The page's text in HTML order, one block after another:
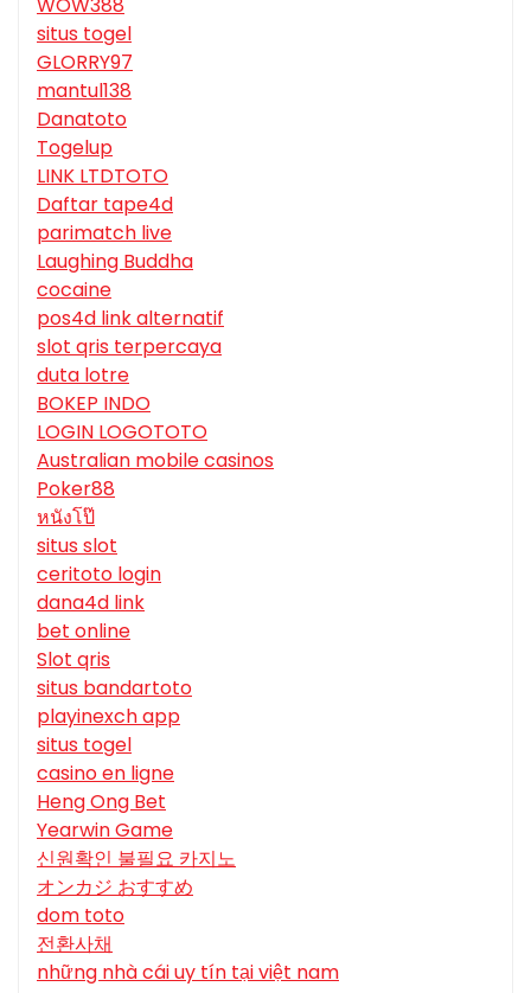
situs togel
GLORRY97
mantul138
Danatoto
Togelup
LINK LTDTOTO
Daftar tape4d
parimatch live
Laughing Buddha
cocaine
pos4d link alternatif
slot qris terpercaya
duta lotre
BOKEP INDO
LOGIN LOGOTOTO
Australian mobile casinos
Poker88
หนังโป๊
situs slot
ceritoto login
dana4d link
bet online
Slot qris
situs bandartoto
playinexch app
situs togel
casino en ligne
Heng Ong Bet
Yearwin Game
신원확인 불필요 카지노
オンカジ おすすめ
dom toto
전환사채
những nhà cái uy tín tại việt nam